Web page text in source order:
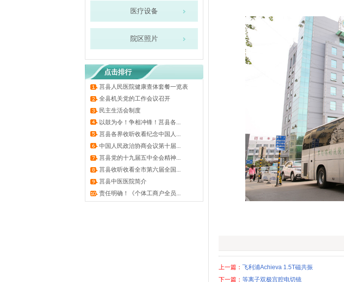
医疗设备
院区照片
点击排行
莒县人民医院健康查体套餐一览表
全县机关党的工作会议召开
民主生活会制度
以鼓为令！争相冲锋！莒县各...
莒县各界收听收看纪念中国人...
中国人民政治协商会议第十届...
莒县党的十九届五中全会精神...
莒县收听收看全市第六届全国...
莒县中医医院简介
责任明确！《个体工商户全员...
上一篇： 飞利浦Achieva 1.5T磁共振
下一篇： 等离子双极宫腔电切镜